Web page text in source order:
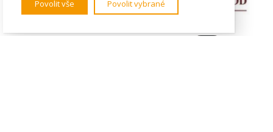
Povolit vše Povolit vybrané